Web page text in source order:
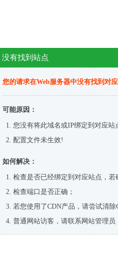
没有找到站点
您的请求在Web服务器中没有找到对
可能原因：
您没有将此域名或IP绑定到对应站
配置文件未生效!
如何解决：
检查是否已经绑定到对应站点，
检查端口是否正确；
若您使用了CDN产品，请尝试清除
普通网站访客，请联系网站管理员